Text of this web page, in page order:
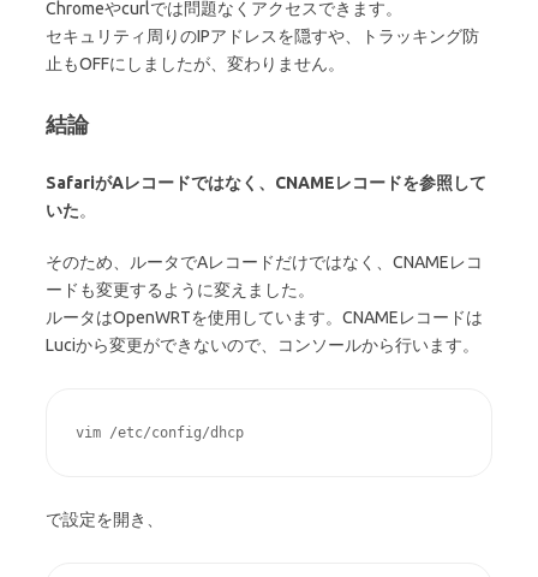
Chromeやcurlでは問題なくアクセスできます。
セキュリティ周りのIPアドレスを隠すや、トラッキング防
止もOFFにしましたが、変わりません。
結論
SafariがAレコードではなく、CNAMEレコードを参照して
いた。
そのため、ルータでAレコードだけではなく、CNAMEレコ
ードも変更するように変えました。
ルータはOpenWRTを使用しています。CNAMEレコードは
Luciから変更ができないので、コンソールから行います。
vim /etc/config/dhcp
で設定を開き、